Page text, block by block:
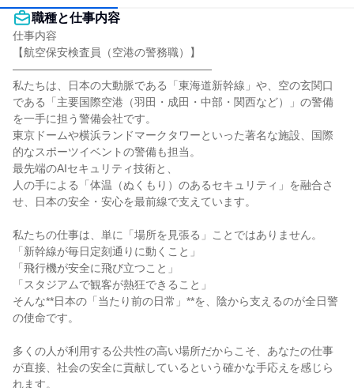
職種と仕事内容
仕事内容
【航空保安検査員（空港の警務職）】
――――――――――――――――――
私たちは、日本の大動脈である「東海道新幹線」や、空の玄関口
である「主要国際空港（羽田・成田・中部・関西など）」の警備
を一手に担う警備会社です。
東京ドームや横浜ランドマークタワーといった著名な施設、国際
的なスポーツイベントの警備も担当。
最先端のAIセキュリティ技術と、
人の手による「体温（ぬくもり）のあるセキュリティ」を融合さ
せ、日本の安全・安心を最前線で支えています。
私たちの仕事は、単に「場所を見張る」ことではありません。
「新幹線が毎日定刻通りに動くこと」
「飛行機が安全に飛び立つこと」
「スタジアムで観客が熱狂できること」
そんな**日本の「当たり前の日常」**を、陰から支えるのが全日警
の使命です。
多くの人が利用する公共性の高い場所だからこそ、あなたの仕事
が直接、社会の安全に貢献しているという確かな手応えを感じら
れます。